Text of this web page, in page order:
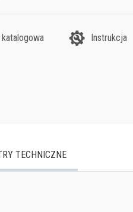
katalogowa Instrukcja
TECHNICZNE